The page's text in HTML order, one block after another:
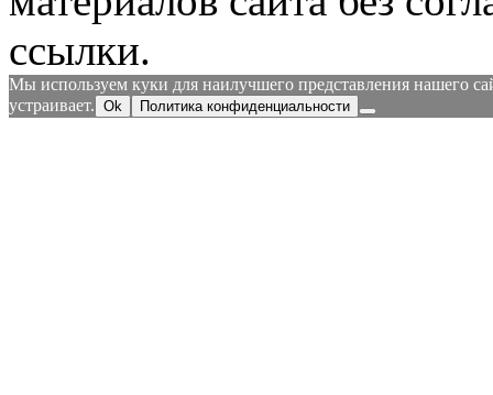
ссылки.
Мы используем куки для наилучшего представления нашего
устраивает. Ok Политика конфиденциальности